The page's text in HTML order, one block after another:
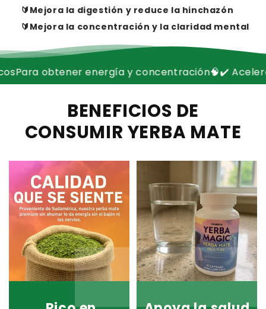
🔰Mejora la digestión y reduce la hinchazón
🔰Mejora la concentración y la claridad mental
concentración🧠✔️ Acelera el metabolismo de
BENEFICIOS DE
CONSUMIR YERBA MATE